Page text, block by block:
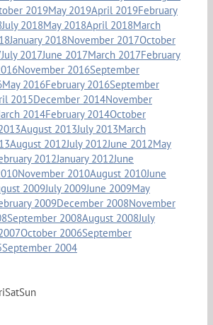
2019May 2019April 2019February
July 2018May 2018April 2018March
January 2018November 2017October
July 2017June 2017March 2017February
November 2016September
May 2016February 2016September
2015December 2014November
2014February 2014October
August 2013July 2013March
August 2012July 2012June 2012May
2012January 2012June
November 2010August 2010June
2009July 2009June 2009May
2009December 2008November
September 2008August 2008July
October 2006September
September 2004
SatSun